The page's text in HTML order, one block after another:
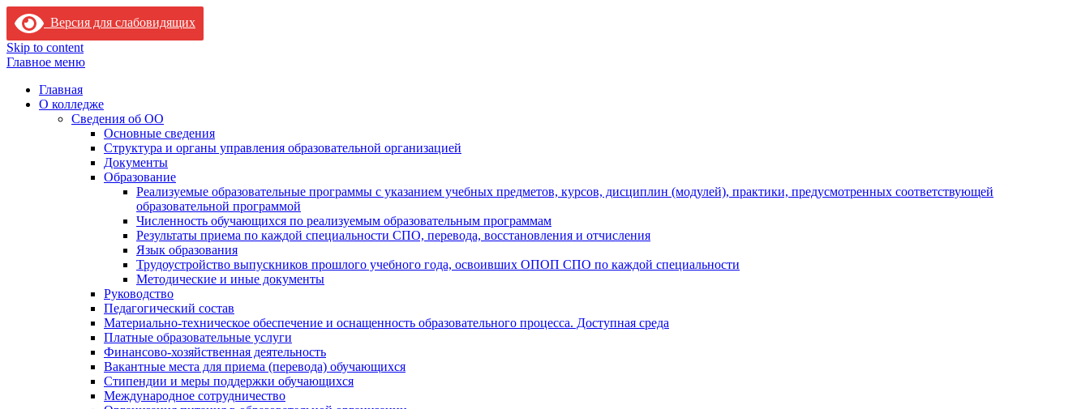
Версия для слабовидящих
Skip to content
Главное меню
Главная
О колледже
Сведения об ОО
Основные сведения
Структура и органы управления образовательной организацией
Документы
Образование
Реализуемые образовательные программы с указанием учебных предметов, курсов, дисциплин (модулей), практики, предусмотренных соответствующей
образовательной программой
Численность обучающихся по реализуемым образовательным программам
Результаты приема по каждой специальности СПО, перевода, восстановления и отчисления
Язык образования
Трудоустройство выпускников прошлого учебного года, освоивших ОПОП СПО по каждой специальности
Методические и иные документы
Руководство
Педагогический состав
Материально-техническое обеспечение и оснащенность образовательного процесса. Доступная среда
Платные образовательные услуги
Финансово-хозяйственная деятельность
Вакантные места для приема (перевода) обучающихся
Стипендии и меры поддержки обучающихся
Международное сотрудничество